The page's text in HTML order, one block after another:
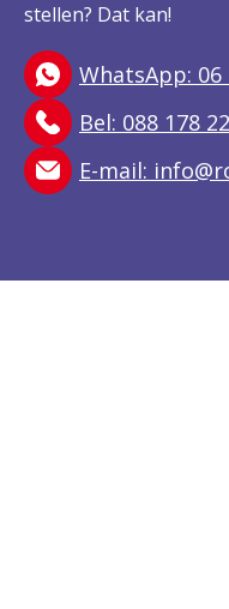
stellen? Dat kan!
WhatsApp: 06
Bel: 088 178
E-mail: